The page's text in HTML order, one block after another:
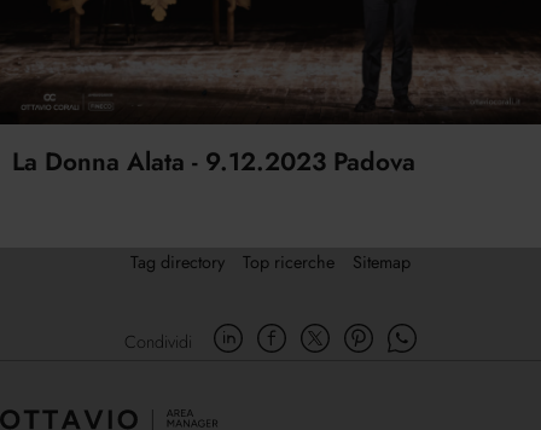
La Donna Alata - 9.12.2023 Padova
Tag directory Top ricerche Sitemap
Condividi